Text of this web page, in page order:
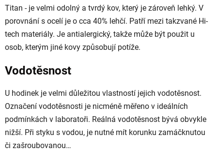
Titan - je velmi odolný a tvrdý kov, který je zároveň lehký. V
porovnání s ocelí je o cca 40% lehčí. Patří mezi takzvané Hi-
tech materiály. Je antialergický, takže může být použit u
osob, kterým jiné kovy způsobují potíže.
Vodotěsnost
U hodinek je velmi důležitou vlastností jejich vodotěsnost.
Označení vodotěsnosti je nicméně měřeno v ideálních
podmínkách v laboratoři. Reálná vodotěsnost bývá obvykle
nižší. Při styku s vodou, je nutné mít korunku zamáčknutou
či zašroubovanou…